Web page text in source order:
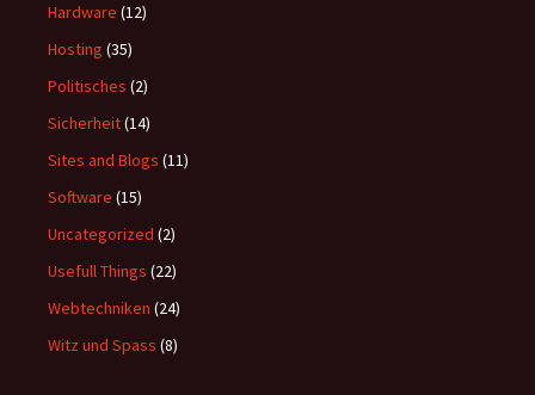
Hardware (12)
Hosting (35)
Politisches (2)
Sicherheit(14)
Sites and Blogs (11)
Software (15)
Uncategorized (2)
Usefull Things (22)
Webtechniken (24)
Witz und Spass (8)